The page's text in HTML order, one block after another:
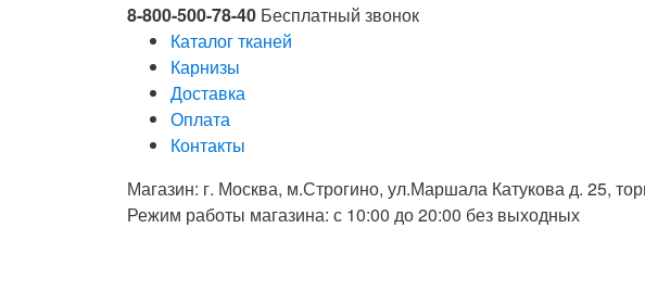
8-800-500-78-40 Бесплатный звонок
Каталог тканей
Карнизы
Доставка
Оплата
Контакты
Магазин: г. Москва, м.Строгино, ул.Маршала Катукова д. 25,
Режим работы магазина: с 10:00 до 20:00 без выходных